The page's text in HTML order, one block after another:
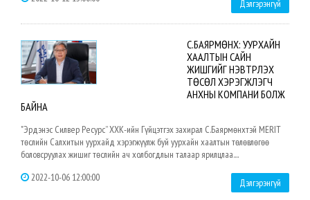
Дэлгэрэнгүй
С.БАЯРМӨНХ: УУРХАЙН
ХААЛТЫН САЙН
ЖИШГИЙГ НЭВТРҮҮЛЭХ
ТӨСӨЛ ХЭРЭГЖҮҮЛЭГЧ
АНХНЫ КОМПАНИ БОЛЖ
БАЙНА
"Эрдэнэс Силвер Ресурс” ХХК-ийн Гүйцэтгэх захирал С.Баярмөнхтэй MERIT
төслийн Салхитын уурхайд хэрэгжүүлж буй уурхайн хаалтын төлөвлөгөө
боловсруулах жишиг төслийн ач холбогдлын талаар ярилцлаа....
2022-10-06 12:00:00
Дэлгэрэнгүй